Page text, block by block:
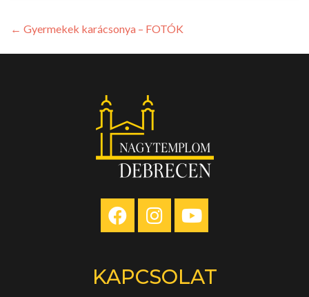
← Gyermekek karácsonya – FOTÓK
KAPCSOLAT